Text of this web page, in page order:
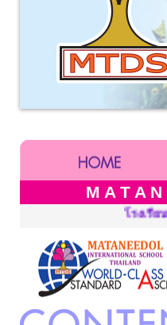
M A T A
ยนนานาชาติเมทนีดล ประเทศไ